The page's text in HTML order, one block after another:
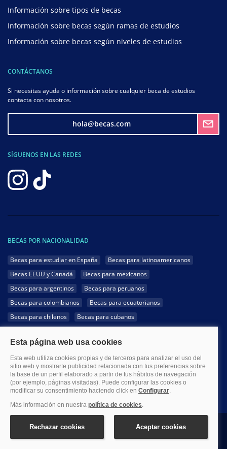
Información sobre tipos de becas
Información sobre becas según ramas de estudios
Información sobre becas según niveles de estudios
CONTÁCTANOS
Si necesitas ayuda o información sobre cualquier beca de estudios
contacta con nosotros.
hola@becas.com
SÍGUENOS EN LAS REDES
BECAS POR NACIONALIDAD
Becas para estudiar en España
Becas para latinoamericanos
Becas EEUU y Canadá
Becas para mexicanos
Becas para argentinos
Becas para peruanos
Becas para colombianos
Becas para ecuatorianos
Becas para chilenos
Becas para cubanos
Becas para venezolanos
Becas para panameños
Becas para guatemaltecos
Becas para costarricenses
Becas para hondureños
Becas para paraguayos
Becas para uruguayos
Becas para salvadoreños
1999-2026 Becas.com @Todos los derechos reservados